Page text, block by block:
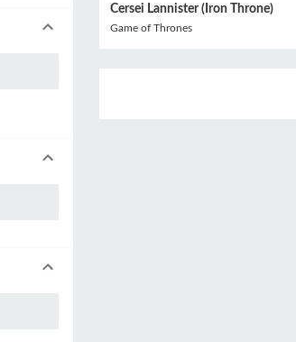
Cersei Lannister (Iron Throne)
Game of Thrones